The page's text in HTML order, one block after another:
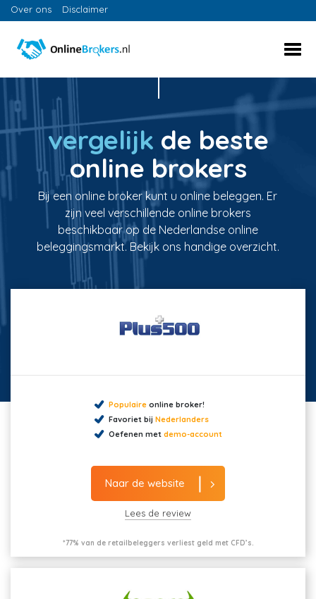
Over ons Disclaimer
vergelijk de beste
online brokers
Bij een online broker kunt u online beleggen. Er
zijn veel verschillende online brokers
beschikbaar op de Nederlandse online
beleggingsmarkt. Bekijk ons handige overzicht.
Populaireonline broker!
Favoriet bij Nederlanders
Oefenen met demo-account
Naar de website
Lees de review
*77% van de retailbeleggers verliest geld met CFD’s.